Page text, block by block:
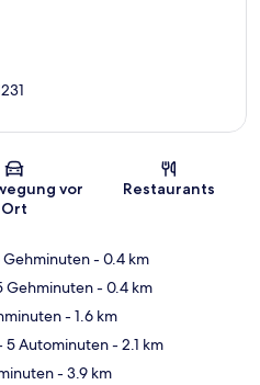
Karte
vor
Ort
Restaurants
Gehminuten- 0.4 km
Gehminuten- 0.4 km
- 1.6 km
5 Autominuten- 2.1 km
- 3.9 km